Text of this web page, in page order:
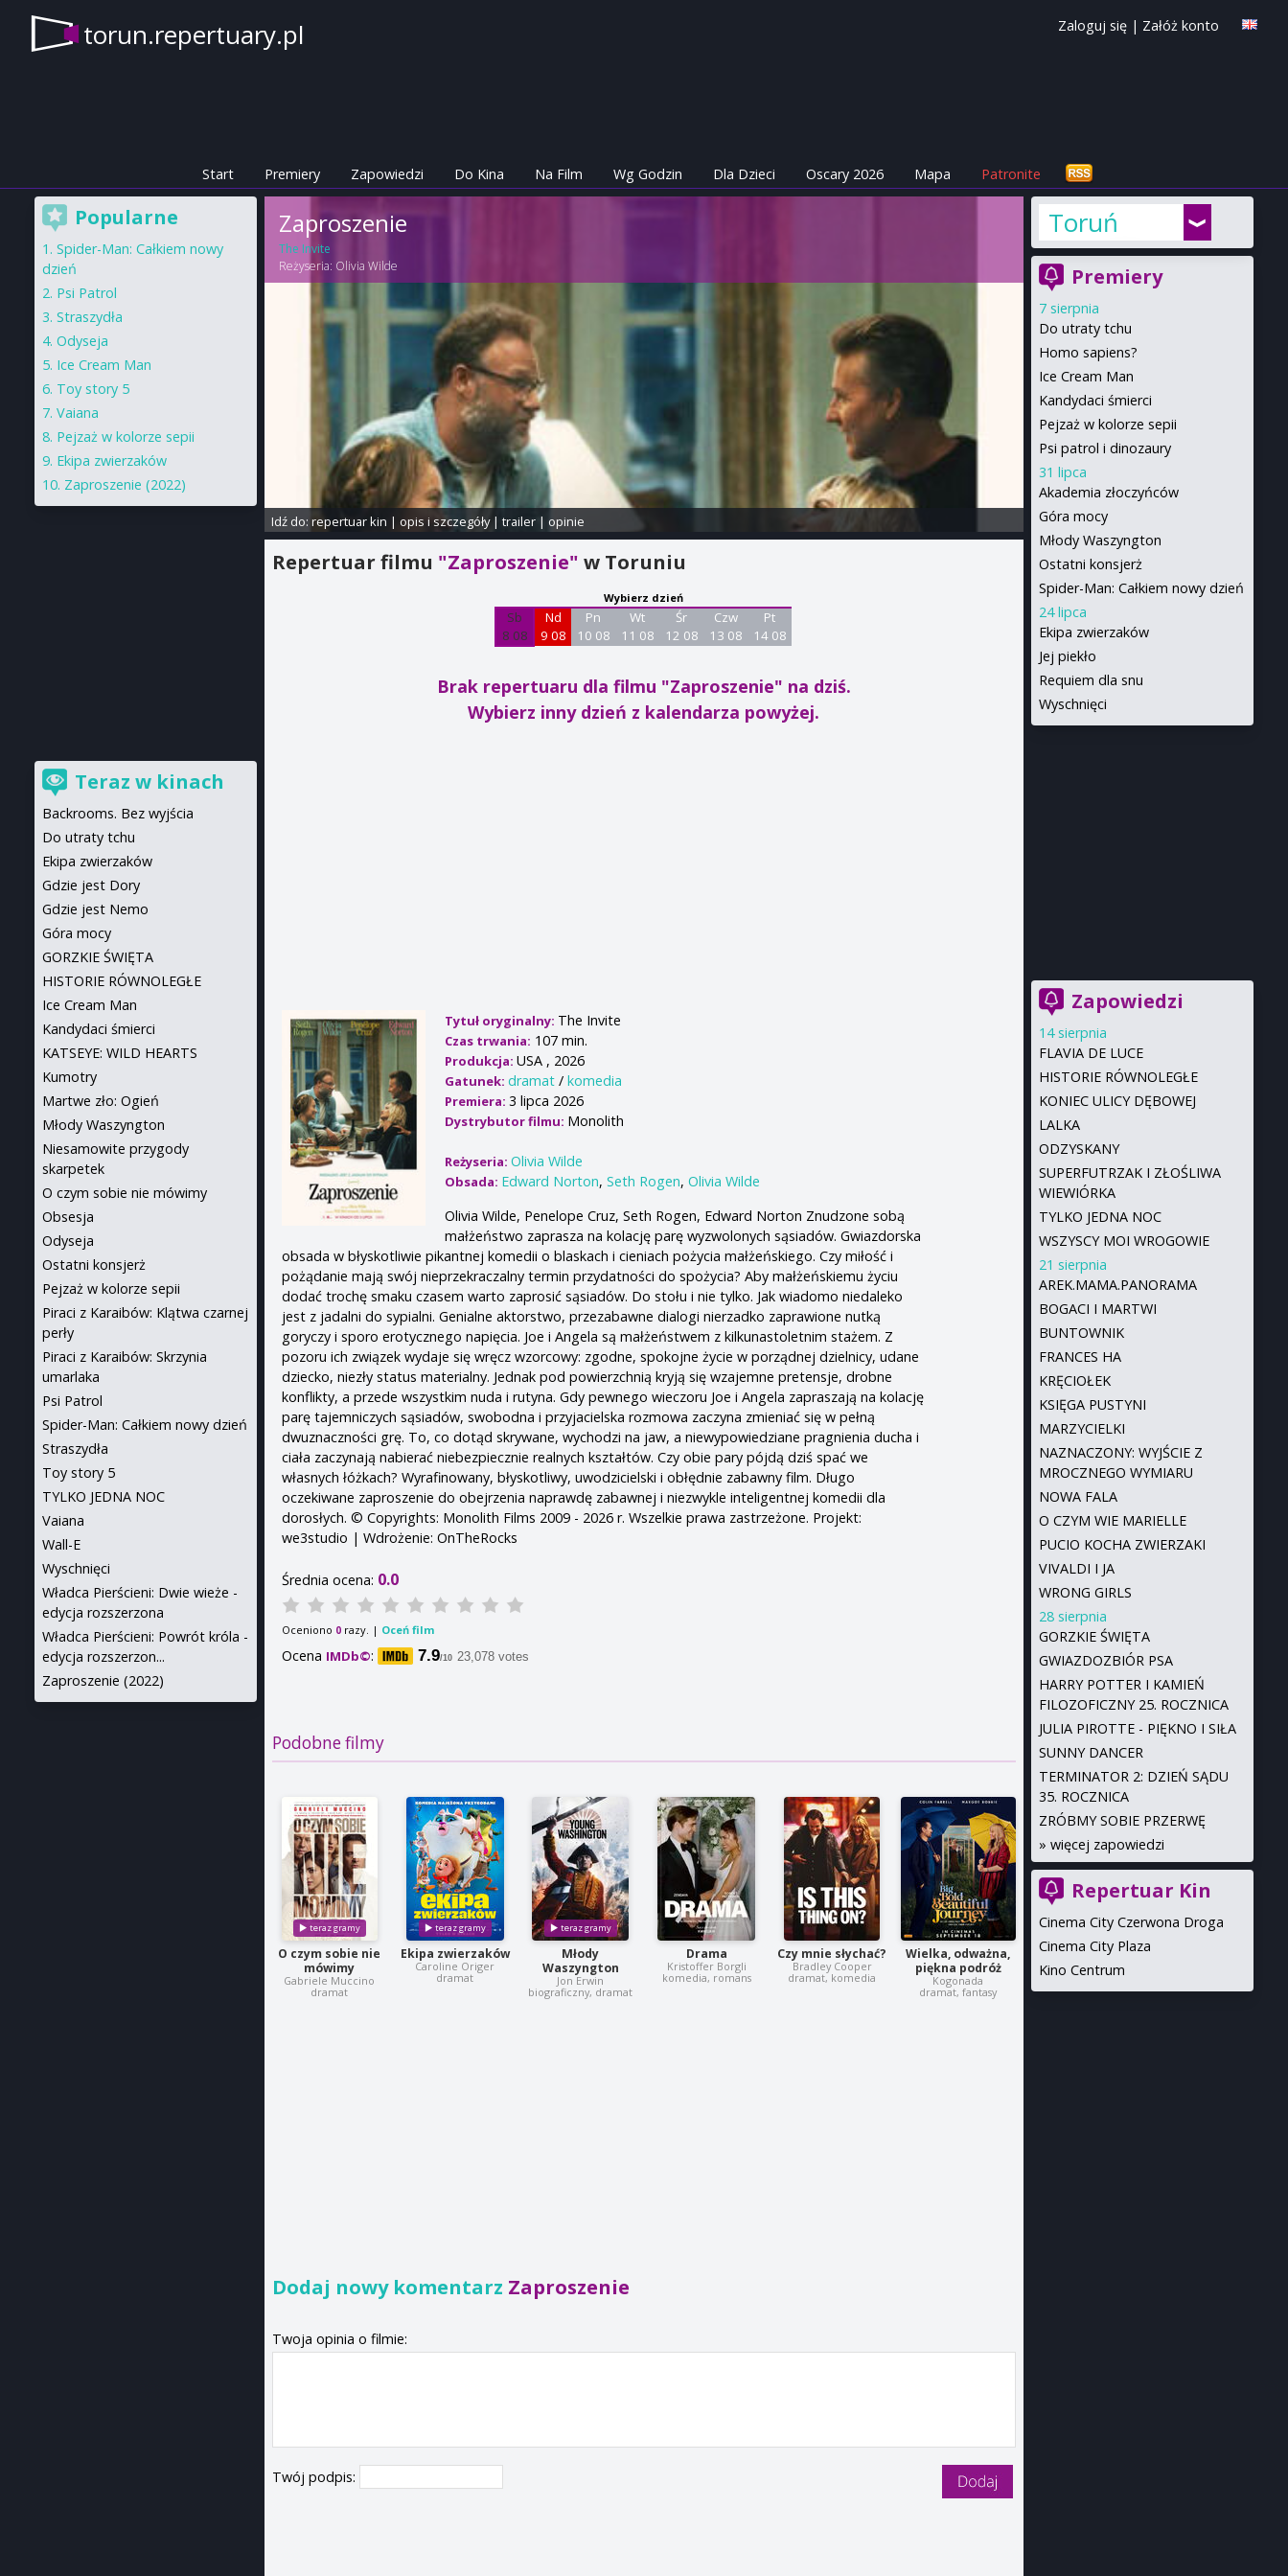
torun.repertuary.pl Zaloguj się | Załóż konto
Start Premiery Zapowiedzi Do Kina Na Film Wg Godzin Dla Dzieci Oscary 2026 Mapa Patronite
Zaproszenie
The Invite
Reżyseria: Olivia Wilde
Idź do: repertuar kin | opis i szczegóły| trailer| opinie
Repertuar filmu "Zaproszenie"w Toruniu
Wybierz dzień
Sb
8 08
Nd
9 08
Pn
10 08
Wt
11 08
Śr
12 08
Czw
13 08
Pt
14 08
Brak repertuaru dla filmu "Zaproszenie" na dziś.
Wybierz inny dzień z kalendarza powyżej.
Tytuł oryginalny: The Invite
Czas trwania: 107 min.
Produkcja:USA , 2026
Gatunek:dramat /komedia
Premiera:3 lipca 2026
Dystrybutor filmu: Monolith
Reżyseria:Olivia Wilde
Obsada: Edward Norton,Seth Rogen,Olivia Wilde
Olivia Wilde, Penelope Cruz, Seth Rogen, Edward Norton Znudzone sobą
małżeństwo zaprasza na kolację parę wyzwolonych sąsiadów. Gwiazdorska
obsada w błyskotliwie pikantnej komedii o blaskach i cieniach pożycia małżeńskiego. Czy miłość i
pożądanie mają swój nieprzekraczalny termin przydatności do spożycia? Aby małżeńskiemu życiu
dodać trochę smaku czasem warto zaprosić sąsiadów. Do stołu i nie tylko. Jak wiadomo niedaleko
jest z jadalni do sypialni. Genialne aktorstwo, przezabawne dialogi nierzadko zaprawione nutką
goryczy i sporo erotycznego napięcia. Joe i Angela są małżeństwem z kilkunastoletnim stażem. Z
pozoru ich związek wydaje się wręcz wzorcowy: zgodne, spokojne życie w porządnej dzielnicy, udane
dziecko, niezły status materialny. Jednak pod powierzchnią kryją się wzajemne pretensje, drobne
konflikty, a przede wszystkim nuda i rutyna. Gdy pewnego wieczoru Joe i Angela zapraszają na kolację
parę tajemniczych sąsiadów, swobodna i przyjacielska rozmowa zaczyna zmieniać się w pełną
dwuznaczności grę. To, co dotąd skrywane, wychodzi na jaw, a niewypowiedziane pragnienia ducha i
ciała zaczynają nabierać niebezpiecznie realnych kształtów. Czy obie pary pójdą dziś spać we
własnych łóżkach? Wyrafinowany, błyskotliwy, uwodzicielski i obłędnie zabawny film. Długo
oczekiwane zaproszenie do obejrzenia naprawdę zabawnej i niezwykle inteligentnej komedii dla
dorosłych. © Copyrights: Monolith Films 2009 - 2026 r. Wszelkie prawa zastrzeżone. Projekt:
we3studio | Wdrożenie: OnTheRocks
Średnia ocena: 0.0
Oceniono 0 razy. | Oceń film
Ocena IMDb©: 7.9/10 23,078 votes
Podobne filmy
O czym sobie nie
mówimy
Gabriele Muccino
dramat
Ekipa zwierzaków
Caroline Origer
dramat
Młody
Waszyngton
Jon Erwin
biograficzny, dramat
Drama
Kristoffer Borgli
komedia, romans
Czy mnie słychać?
Bradley Cooper
dramat, komedia
Wielka, odważna,
piękna podróż
Kogonada
dramat, fantasy
Dodaj nowy komentarz Zaproszenie
Twoja opinia o filmie:
Twój podpis:
Toruń
Premiery
7 sierpnia
Do utraty tchu
Homo sapiens?
Ice Cream Man
Kandydaci śmierci
Pejzaż w kolorze sepii
Psi patrol i dinozaury
31 lipca
Akademia złoczyńców
Góra mocy
Młody Waszyngton
Ostatni konsjerż
Spider-Man: Całkiem nowy dzień
24 lipca
Ekipa zwierzaków
Jej piekło
Requiem dla snu
Wyschnięci
Zapowiedzi
14 sierpnia
FLAVIA DE LUCE
HISTORIE RÓWNOLEGŁE
KONIEC ULICY DĘBOWEJ
LALKA
ODZYSKANY
SUPERFUTRZAK I ZŁOŚLIWA
WIEWIÓRKA
TYLKO JEDNA NOC
WSZYSCY MOI WROGOWIE
21 sierpnia
AREK.MAMA.PANORAMA
BOGACI I MARTWI
BUNTOWNIK
FRANCES HA
KRĘCIOŁEK
KSIĘGA PUSTYNI
MARZYCIELKI
NAZNACZONY: WYJŚCIE Z
MROCZNEGO WYMIARU
NOWA FALA
O CZYM WIE MARIELLE
PUCIO KOCHA ZWIERZAKI
VIVALDI I JA
WRONG GIRLS
28 sierpnia
GORZKIE ŚWIĘTA
GWIAZDOZBIÓR PSA
HARRY POTTER I KAMIEŃ
FILOZOFICZNY 25. ROCZNICA
JULIA PIROTTE - PIĘKNO I SIŁA
SUNNY DANCER
TERMINATOR 2: DZIEŃ SĄDU
35. ROCZNICA
ZRÓBMY SOBIE PRZERWĘ
» więcej zapowiedzi
Repertuar Kin
Cinema City Czerwona Droga
Cinema City Plaza
Kino Centrum
Popularne
Spider-Man: Całkiem nowy
dzień
Psi Patrol
Straszydła
Odyseja
Ice Cream Man
Toy story 5
Vaiana
Pejzaż w kolorze sepii
Ekipa zwierzaków
Zaproszenie (2022)
Teraz w kinach
Backrooms. Bez wyjścia
Do utraty tchu
Ekipa zwierzaków
Gdzie jest Dory
Gdzie jest Nemo
Góra mocy
GORZKIE ŚWIĘTA
HISTORIE RÓWNOLEGŁE
Ice Cream Man
Kandydaci śmierci
KATSEYE: WILD HEARTS
Kumotry
Martwe zło: Ogień
Młody Waszyngton
Niesamowite przygody
skarpetek
O czym sobie nie mówimy
Obsesja
Odyseja
Ostatni konsjerż
Pejzaż w kolorze sepii
Piraci z Karaibów: Klątwa czarnej
perły
Piraci z Karaibów: Skrzynia
umarlaka
Psi Patrol
Spider-Man: Całkiem nowy dzień
Straszydła
Toy story 5
TYLKO JEDNA NOC
Vaiana
Wall-E
Wyschnięci
Władca Pierścieni: Dwie wieże -
edycja rozszerzona
Władca Pierścieni: Powrót króla -
edycja rozszerzon...
Zaproszenie (2022)